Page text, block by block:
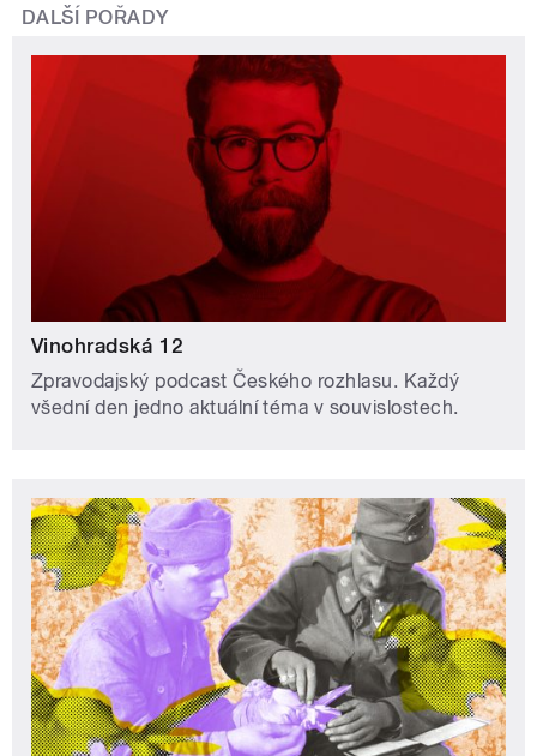
DALŠÍ POŘADY
Vinohradská 12
Zpravodajský podcast Českého rozhlasu. Každý
všední den jedno aktuální téma v souvislostech.